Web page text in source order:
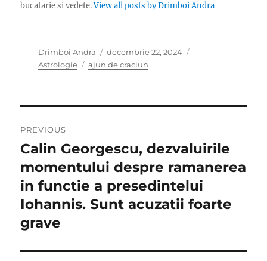
bucatarie si vedete.View all posts by Drimboi Andra
Author
Drimboi Andra
Posted
on
decembrie 22, 2024
Astrologie
Tags
ajun de craciun
în
articole
PREVIOUS
Previous
post:
Calin Georgescu, dezvaluirile
momentului despre ramanerea
in functie a presedintelui
Iohannis. Sunt acuzatii foarte
grave